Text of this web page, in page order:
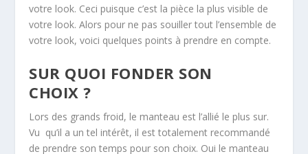
votre look. Ceci puisque c’est la pièce la plus visible de
votre look. Alors pour ne pas souiller tout l’ensemble de
votre look, voici quelques points à prendre en compte.
SUR QUOI FONDER SON
CHOIX ?
Lors des grands froid, le manteau est l’allié le plus sur.
Vu qu’il a un tel intérêt, il est totalement recommandé
de prendre son temps pour son choix. Oui le manteau